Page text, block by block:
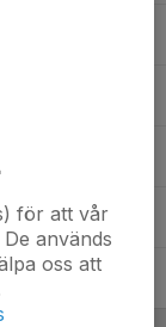
för att vår
används
oss att